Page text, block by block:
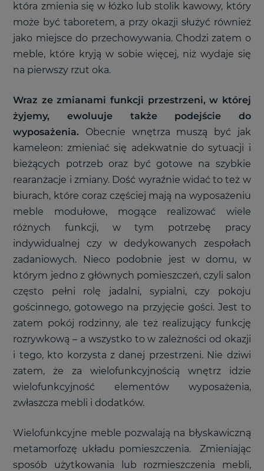
która zmienia się w łóżko lub stolik kawowy, który
może być taboretem, a przy okazji służyć również
jako miejsce do przechowywania. Chodzi zatem o
meble, które kryją w sobie więcej, niż wydaje się
na pierwszy rzut oka.
Wraz ze zmianami funkcji przestrzeni, w której
żyjemy, ewoluuje także podejście do
wyposażenia. Obecnie wnętrza muszą być jak
kameleon: zmieniać się adekwatnie do sytuacji i
bieżących potrzeb oraz być gotowe na szybkie
rearanżacje i zmiany. Dość wyraźnie widać to też w
biurach, które coraz częściej mają na wyposażeniu
meble modułowe, mogące realizować wiele
różnych funkcji, w tym potrzebę pracy
indywidualnej czy w dedykowanych zespołach
zadaniowych. Nieco podobnie jest w domu, w
którym jedno z głównych pomieszczeń, czyli salon
często pełni rolę jadalni, sypialni, czy pokoju
gościnnego, gotowego na przyjęcie gości. Jest to
zatem pokój rodzinny, ale też realizujący funkcję
rozrywkową – a wszystko to w zależności od okazji
i tego, kto korzysta z danej przestrzeni. Nie dziwi
zatem, że za wielofunkcyjnością wnętrz idzie
wielofunkcyjność elementów wyposażenia,
zwłaszcza mebli i dodatków.
Wielofunkcyjne meble pozwalają na błyskawiczną
metamorfozę układu pomieszczenia. Zmieniając
sposób użytkowania lub rozmieszczenia mebli,